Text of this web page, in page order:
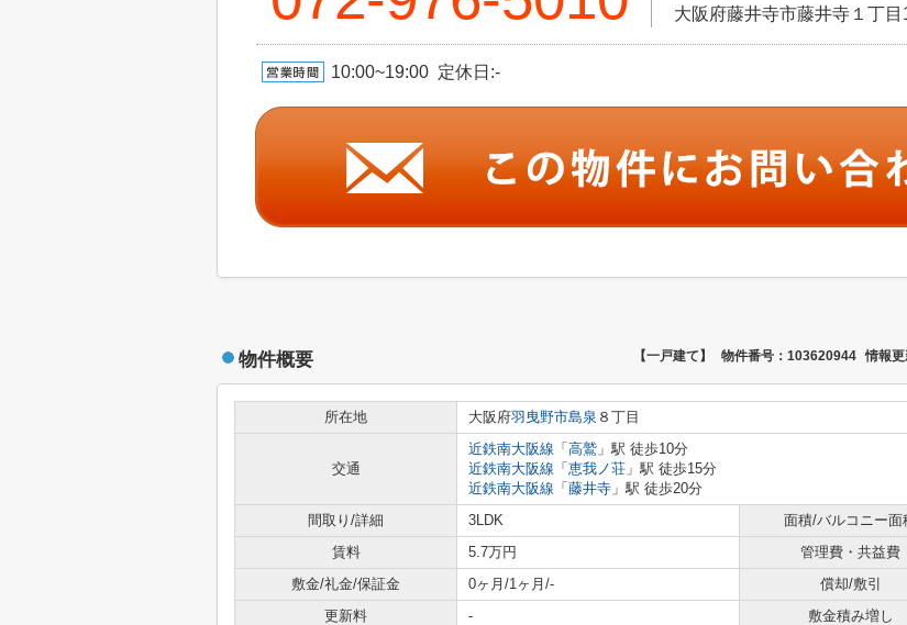
大阪府藤井寺市藤井寺１丁
10:00~19:00 定休日:-
物件概要 【一戸建て】 物件番号：103620944 情報
所在地 大阪府羽曳野市島泉 ８丁目
交通
近鉄南大阪線 「 高鷲 」駅 徒歩10分
近鉄南大阪線 「 恵我ノ荘 」駅 徒歩15分
近鉄南大阪線 「 藤井寺 」駅 徒歩20分
間取り/詳細
3LDK 面積/バルコニー面
賃料
5.7万円 管理費・共益費
敷金/礼金/保証金
0ヶ月/1ヶ月/- 償却/敷引
更新料
- 敷金積み増し